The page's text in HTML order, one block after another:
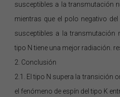
susceptibles a la transmutación
mientras que el polo negativo
susceptibles a la transmutación
tipo N tiene una mejor radiación.
2. Conclusión
2.1. El tipo N supera la transición
el fenómeno de espín del tipo K